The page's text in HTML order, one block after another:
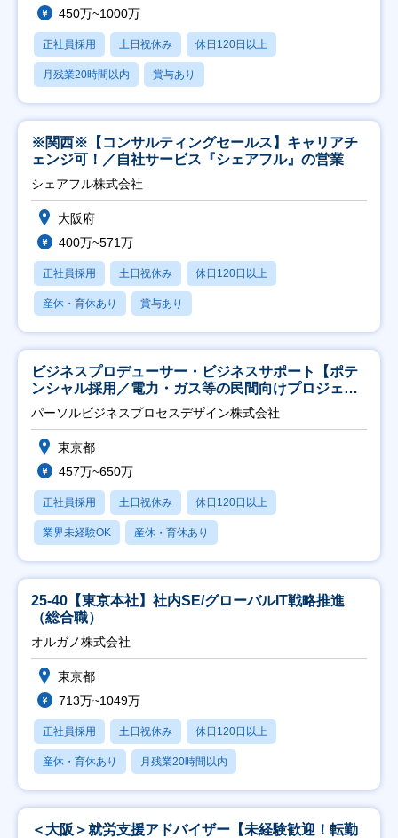
450万~1000万
正社員採用 土日祝休み 休日120日以上
月残業20時間以内 賞与あり
※関西※【コンサルティングセールス】キャリアチ
ェンジ可！／自社サービス『シェアフル』の営業
シェアフル株式会社
大阪府
400万~571万
正社員採用 土日祝休み 休日120日以上
産休・育休あり 賞与あり
ビジネスプロデューサー・ビジネスサポート【ポテ
ンシャル採用／電力・ガス等の民間向けプロジェク
ト推進】
パーソルビジネスプロセスデザイン株式会社
東京都
457万~650万
正社員採用 土日祝休み 休日120日以上
業界未経験OK 産休・育休あり
25-40【東京本社】社内SE/グローバルIT戦略推進
（総合職）
オルガノ株式会社
東京都
713万~1049万
正社員採用 土日祝休み 休日120日以上
産休・育休あり 月残業20時間以内
＜大阪＞就労支援アドバイザー【未経験歓迎！転勤